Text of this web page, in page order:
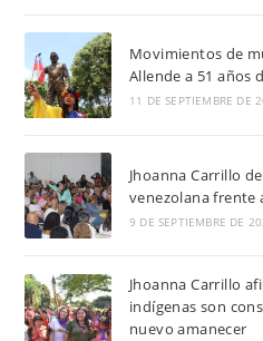
Movimientos de
Allende a 51 años
11 DE SEPTIEMBRE DE
Jhoanna Carrillo
venezolana frente
9 DE SEPTIEMBRE DE
Jhoanna Carrillo
indígenas son
nuevo amanecer